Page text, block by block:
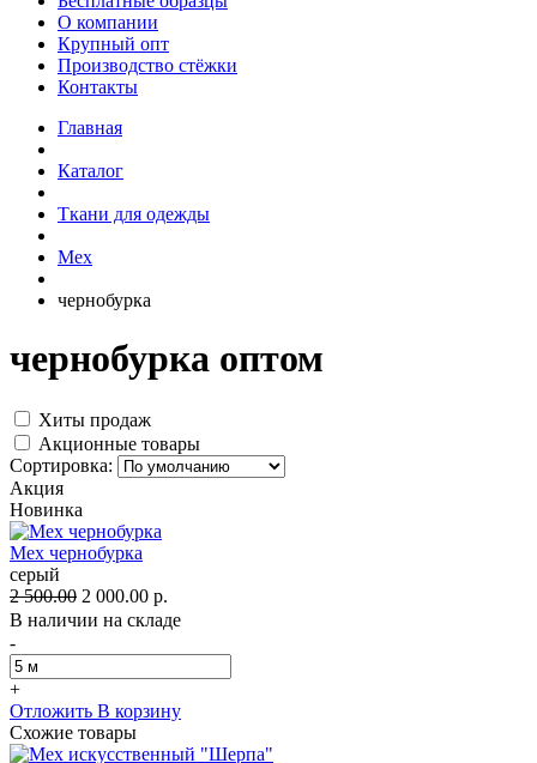
О компании
Крупный опт
Производство стёжки
Контакты
Главная
Каталог
Ткани для одежды
Мех
чернобурка
чернобурка оптом
Хиты продаж
Акционные товары
Сортировка:
Акция
Новинка
Мех чернобурка
серый
2 500.00 2 000.00 р.
В наличии на складе
-
+
Отложить В корзину
Схожие товары